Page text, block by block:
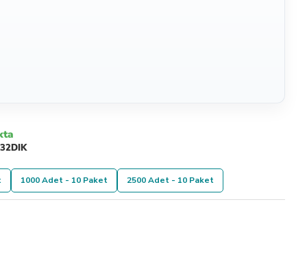
1000 Adet - 10 Paket 2500 Adet - 10 Paket